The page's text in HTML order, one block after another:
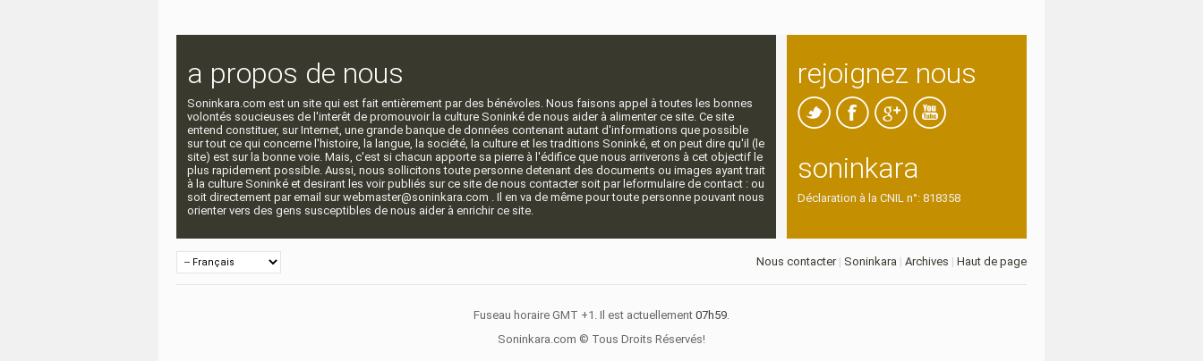
a propos de nous
Soninkara.com est un site qui est fait entièrement par des bénévoles. Nous faisons appel à toutes les bonnes
volontés soucieuses de l'interêt de promouvoir la culture Soninké de nous aider à alimenter ce site. Ce site
entend constituer, sur Internet, une grande banque de données contenant autant d'informations que possible
sur tout ce qui concerne l'histoire, la langue, la société, la culture et les traditions Soninké, et on peut dire qu'il (le
site) est sur la bonne voie. Mais, c'est si chacun apporte sa pierre à l'édifice que nous arriverons à cet objectif le
plus rapidement possible. Aussi, nous sollicitons toute personne detenant des documents ou images ayant trait
à la culture Soninké et desirant les voir publiés sur ce site de nous contacter soit par leformulaire de contact : ou
soit directement par email sur webmaster@soninkara.com . Il en va de même pour toute personne pouvant nous
orienter vers des gens susceptibles de nous aider à enrichir ce site.
rejoignez nous
soninkara
Déclaration à la CNIL n°: 818358
Nous contacter| Soninkara | Archives | Haut de page
Fuseau horaire GMT +1. Il est actuellement 07h59
Soninkara.com © Tous Droits Réservés!